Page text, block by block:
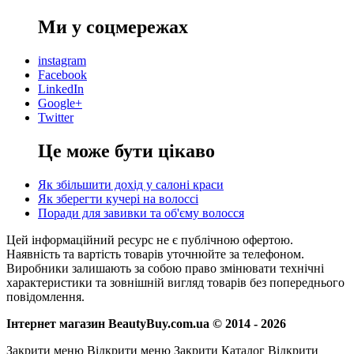
Ми у соцмережах
instagram
Facebook
LinkedIn
Google+
Twitter
Це може бути цікаво
Як збільшити дохід у салоні краси
Як зберегти кучері на волоссі
Поради для завивки та об'єму волосся
Цей інформаційний ресурс не є публічною офертою.
Наявність та вартість товарів уточнюйте за телефоном.
Виробники залишають за собою право змінювати технічні
характеристики та зовнішній вигляд товарів без попереднього
повідомлення.
Інтернет магазин BeautyBuy.com.ua © 2014 - 2026
Закрити меню Відкрити меню Закрити Каталог Відкрити